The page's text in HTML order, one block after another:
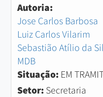
Autoria:
Jose Carlos Barbosa
Luiz Carlos Vilarim
Sebastião Atílio da
MDB
Situação: EM
Setor: Secretaria